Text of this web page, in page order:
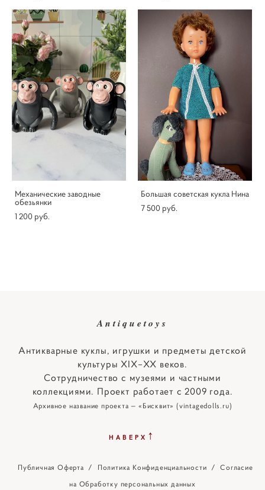
Механические заводные
обезьянки
1 200 pуб.
Большая советская кукла Нина
7 500 pуб.
Antiquetoys
Антикварные куклы, игрушки и предметы детской
культуры XIX–XX веков.
Сотрудничество с музеями и частными
коллекциями. Проект работает с 2009 года.
Архивное название проекта — «Бисквит» (vintagedolls.ru)
НАВЕРХ ↑
Публичная Оферта / Политика Конфиденциальности /Согласие
на Обработку персональных данных